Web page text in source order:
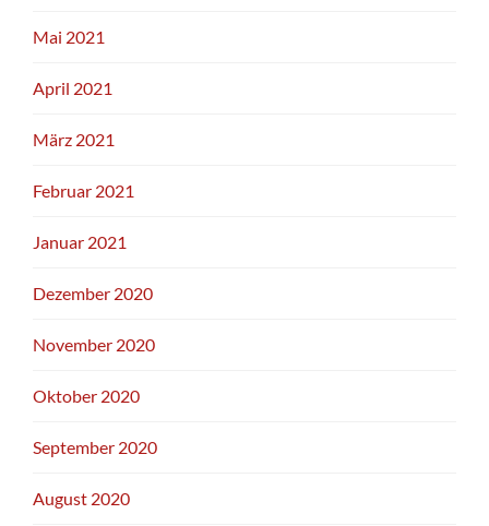
Mai 2021
April 2021
März 2021
Februar 2021
Januar 2021
Dezember 2020
November 2020
Oktober 2020
September 2020
August 2020